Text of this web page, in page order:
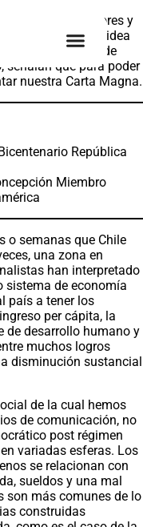
algunos sectores y
promoviendo la idea
el origen de
señalan que para poder
nuestra Carta Magna.
República
Miembro
o semanas que Chile
una zona en
han interpretado
sistema de economía
país a tener los
per cápita, la
de desarrollo humano y
muchos logros
disminución sustancial
de la cual hemos
de comunicación, no
post régimen
variadas esferas. Los
se relacionan con
sueldos y una mal
son más comunes de lo
construidas